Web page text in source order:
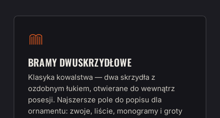
BRAMY DWUSKRZYDŁOWE
Klasyka kowalstwa — dwa skrzydła z
ozdobnym łukiem, otwierane do wewnątrz
posesji. Najszersze pole do popisu dla
ornamentu: zwoje, liście, monogramy i groty